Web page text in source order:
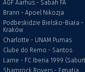
AGF Aarhus - Sabah FA
Brann - Apoel Nikozja
Podbeskidzie Bielsko-Biała -
Kraków
Charlotte - UNAM Pumas
Clube do Remo - Santos
Larne - FC Iberia 1999
Shamrock Rovers - Egnatia